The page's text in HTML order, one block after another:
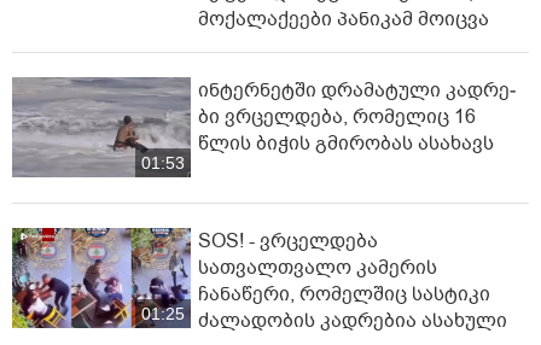
მოქალაქეები პანიკამ მოიცვა
01:53
ინ­ტერ­ნეტ­ში დრა­მა­ტუ­ლი კად­რე­
ბი ვრცელდება, რომელიც 16
წლის ბიჭის გმირობას ასახავს
01:25
SOS! - ვრცელდება
სათვალთვალო კამერის
ჩანაწერი, რომელშიც სასტიკი
ძალადობის კადრებია ასახული